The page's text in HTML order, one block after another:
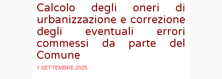
Calcolo degli oneri di
urbanizzazione e correzione
degli eventuali errori
commessi da parte del
Comune
1 SETTEMBRE 2025